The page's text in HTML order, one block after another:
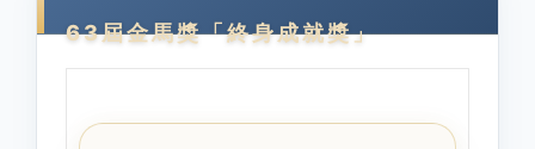
63屆金馬獎「終身成就獎」